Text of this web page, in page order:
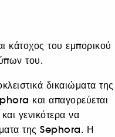
κάτοχος του εμπορικού
του.
δικαιώματα της
και απαγορεύεται
γενικότερα να
της Sephora. Η